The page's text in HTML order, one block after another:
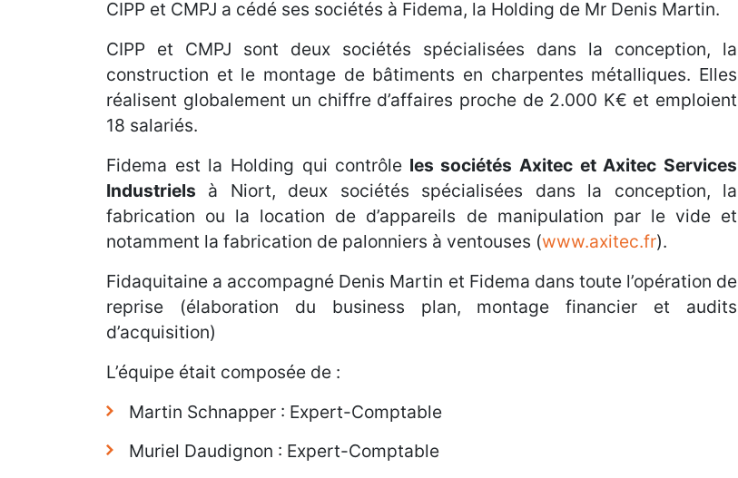
CIPP et CMPJ a cédé ses sociétés à Fidema, la Holding de Mr Denis Martin.
CIPP et CMPJ sont deux sociétés spécialisées dans la conception, la
construction et le montage de bâtiments en charpentes métalliques. Elles
réalisent globalement un chiffre d’affaires proche de 2.000 K€ et emploient
18 salariés.
Fidema est la Holding qui contrôle les sociétés Axitec et Axitec Services
Industriels à Niort, deux sociétés spécialisées dans la conception, la
fabrication ou la location de d’appareils de manipulation par le vide et
notamment la fabrication de palonniers à ventouses (www.axitec.fr).
Fidaquitaine a accompagné Denis Martin et Fidema dans toute l’opération de
reprise (élaboration du business plan, montage financier et audits
d’acquisition)
L’équipe était composée de :
Martin Schnapper : Expert-Comptable
Muriel Daudignon : Expert-Comptable